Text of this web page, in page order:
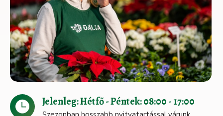
Jelenleg: Hétfő - Péntek: 08:00 - 17:00